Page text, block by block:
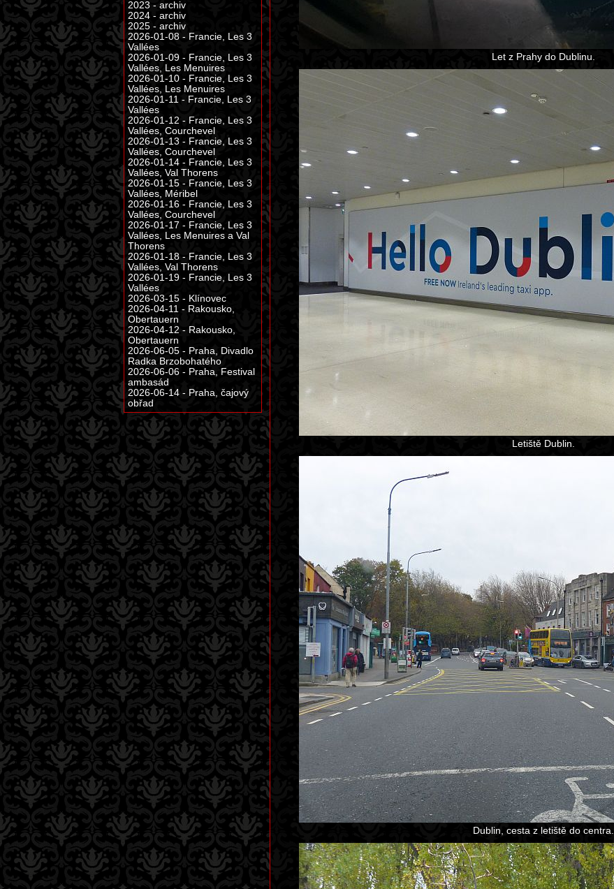
Let z Prahy do Dublinu.
Letiště Dublin.
Dublin, cesta z letiště do centra.
2023 - archiv
2024 - archiv
2025 - archiv
2026-01-08 - Francie, Les 3
Vallées
2026-01-09 - Francie, Les 3
Vallées, Les Menuires
2026-01-10 - Francie, Les 3
Vallées, Les Menuires
2026-01-11 - Francie, Les 3
Vallées
2026-01-12 - Francie, Les 3
Vallées, Courchevel
2026-01-13 - Francie, Les 3
Vallées, Courchevel
2026-01-14 - Francie, Les 3
Vallées, Val Thorens
2026-01-15 - Francie, Les 3
Vallées, Méribel
2026-01-16 - Francie, Les 3
Vallées, Courchevel
2026-01-17 - Francie, Les 3
Vallées, Les Menuires a Val
Thorens
2026-01-18 - Francie, Les 3
Vallées, Val Thorens
2026-01-19 - Francie, Les 3
Vallées
2026-03-15 - Klínovec
2026-04-11 - Rakousko,
Obertauern
2026-04-12 - Rakousko,
Obertauern
2026-06-05 - Praha, Divadlo
Radka Brzobohatého
2026-06-06 - Praha, Festival
ambasád
2026-06-14 - Praha, čajový
obřad